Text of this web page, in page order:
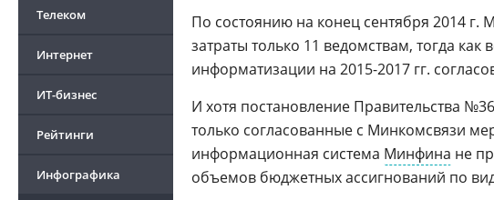
Телеком
Интернет
ИТ-бизнес
Рейтинги
Инфографика
По состоянию на конец сентября 2014
затраты только 11 ведомствам, тогда
информатизации на 2015-2017 гг.
И хотя постановление Правительства
только согласованные с Минкомсвязи
информационная система Минфина не
объемов бюджетных ассигнований по